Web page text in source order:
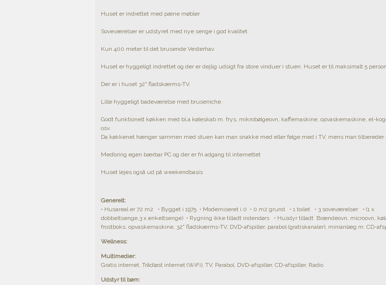
Huset er indrettet med pæne møbler
Soveværelser er udstyret med nye senge i god kvalitet
Kun 400 meter til det brusende Vesterhav.
Huset er hyggeligt indrettet og der er dejlig udsigt fra store vinduer i stuen. Huset er til maksimalt 5
Der er i huset 32" fladskærms-TV.
Lille hyggeligt badeværelse med bruseniche.
Godt funktionelt køkken med bl.a køleskab m. frys, mikrobølgeovn, kaffemaskine, opvaskemaskine, el-
osv.
Da køkkenet hænger sammen med stuen kan man snakke med eller følge med i TV, mens man tilbereder
Medbring egen bærbar PC og der er fri adgang til internettet
Huset lejes også ud på weekendbasis
Generelt:
• Husareal er 72 m2 • Bygget i 1975 • Moderniseret i 0 • 0 m2 grund • 1 toilet • 3 soveværelser • (1 x
dobbeltsenge,3 x enkeltsenge) • Rygning ikke tilladt indendørs • Husdyr tilladt Brændeovn, microovn,
frostboks, opvaskemaskine, 32" fladskærms-TV, DVD-afspiller, parabol (gratiskanaler), minianlæg m. CD-
Wellness:
Multimedier:
Gratis internet, Trådløst internet (WiFi), TV, Parabol, DVD-afspiller, CD-afspiller, Radio
Udstyr til børn: